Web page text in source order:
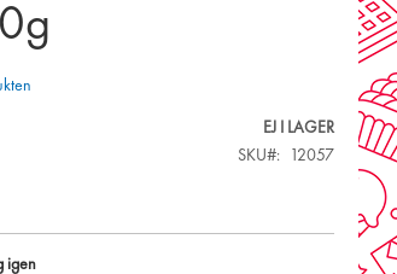
EJ I LAGER
SKU
12057
igen